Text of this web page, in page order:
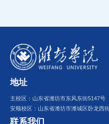
地址
主校区：山东省潍坊市东风东街5147号
安顺校区：山东省潍坊市潍城区卧龙西
联系我们